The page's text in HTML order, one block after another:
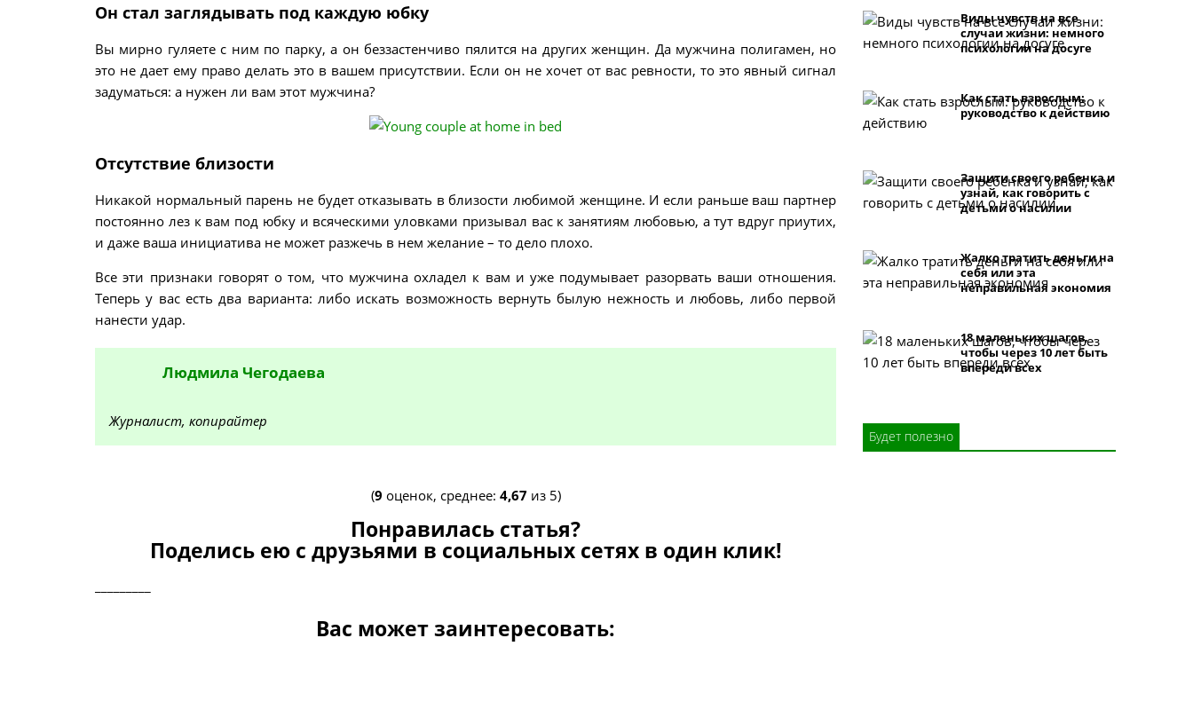
Он стал заглядывать под каждую юбку
Вы мирно гуляете с ним по парку, а он беззастенчиво пялится на других женщин. Да мужчина полигамен, но
это не дает ему право делать это в вашем присутствии. Если он не хочет от вас ревности, то это явный сигнал
задуматься: а нужен ли вам этот мужчина?
Отсутствие близости
Никакой нормальный парень не будет отказывать в близости любимой женщине. И если раньше ваш партнер
постоянно лез к вам под юбку и всяческими уловками призывал вас к занятиям любовью, а тут вдруг приутих,
и даже ваша инициатива не может разжечь в нем желание – то дело плохо.
Все эти признаки говорят о том, что мужчина охладел к вам и уже подумывает разорвать ваши отношения.
Теперь у вас есть два варианта: либо искать возможность вернуть былую нежность и любовь, либо первой
нанести удар.
Людмила Чегодаева
Журналист, копирайтер
(9 оценок, среднее: 4,67из 5)
Понравилась статья?
Поделись ею с друзьями в социальных сетях в один клик!
Вас может заинтересовать:
Виды чувств на все
случаи жизни: немного
психологии на досуге
Как стать взрослым:
руководство к действию
Защити своего ребенка и
узнай, как говорить с
детьми о насилии
Жалко тратить деньги на
себя или эта
неправильная экономия
18 маленьких шагов,
чтобы через 10 лет быть
впереди всех
Будет полезно